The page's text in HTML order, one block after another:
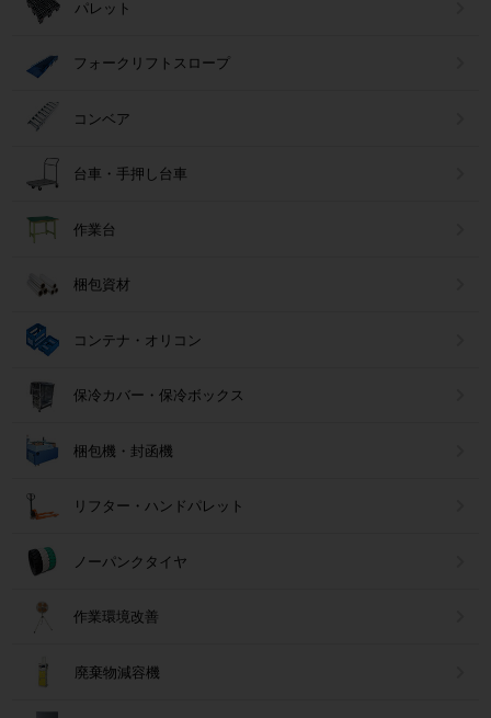
パレット
フォークリフトスロープ
コンベア
台車・手押し台車
作業台
梱包資材
コンテナ・オリコン
保冷カバー・保冷ボックス
梱包機・封函機
リフター・ハンドパレット
ノーパンクタイヤ
作業環境改善
廃棄物減容機